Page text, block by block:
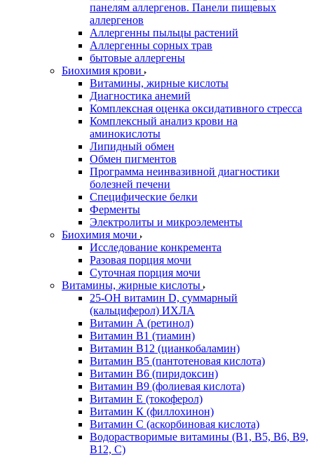
панелям аллергенов. Панели пищевых
аллергенов
Аллергенны пыльцы растений
Аллергенны сорных трав
бытовые аллергены
Биохимия крови
Витамины, жирные кислоты
Диагностика анемий
Комплексная оценка оксидативного стресса
Комплексный анализ крови на
аминокислоты
Липидный обмен
Обмен пигментов
Программа неинвазивной диагностики
болезней печени
Специфические белки
Ферменты
Электролиты и микроэлементы
Биохимия мочи
Исследование конкремента
Разовая порция мочи
Суточная порция мочи
Витамины, жирные кислоты
25-OH витамин D, суммарный
(кальциферол) ИХЛА
Витамин А (ретинол)
Витамин В1 (тиамин)
Витамин В12 (цианкобаламин)
Витамин В5 (пантотеновая кислота)
Витамин В6 (пиридоксин)
Витамин В9 (фолиевая кислота)
Витамин Е (токоферол)
Витамин К (филлохинон)
Витамин С (аскорбиновая кислота)
Водорастворимые витамины (B1, B5, B6, В9,
В12, С)